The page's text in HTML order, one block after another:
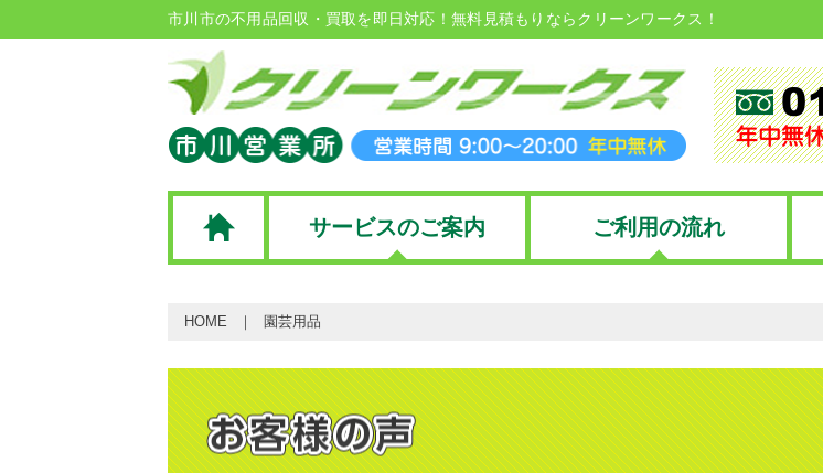
市川市の不用品回収・買取を即日対応！無料見積もりならクリーンワークス！
サービスのご案内 ご利用の流れ
HOME 園芸用品